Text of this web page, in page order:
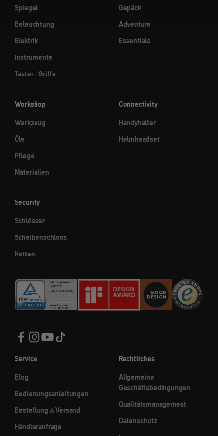
Spiegel
Beleuchtung
Elektrik
Instrumente
Taster / Griffe
Gepäck
Adventure
Essentials
Workshop
Werkzeug
Öle
Pflege
Materialien
Connectivity
Handyhalter
Helmheadset
Security
Schlösser
Scheibenschloss
Ketten
Service
Blog
Bedienungsanleitungen
Bestellung & Versand
Händleranfrage
Rechtliches
Allgemeine
Geschäftsbedingungen
Qualitätsmanagement
Datenschutz